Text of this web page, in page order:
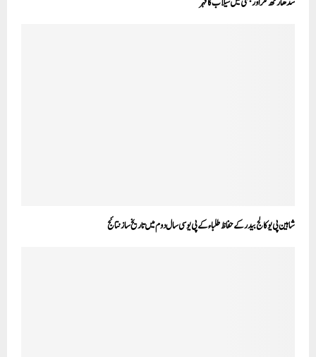
شاہین پی یو کالج بیدر کے حفاظ طلباء کے پی یو سی سال دوم میں تاریخ سازنتائج